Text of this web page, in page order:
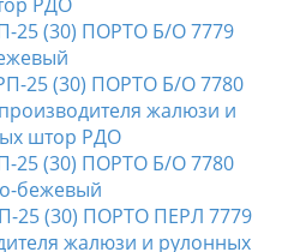
25 (30) ПОРТО Б/О 7779
25 (30) ПОРТО Б/О 7780
бежевый